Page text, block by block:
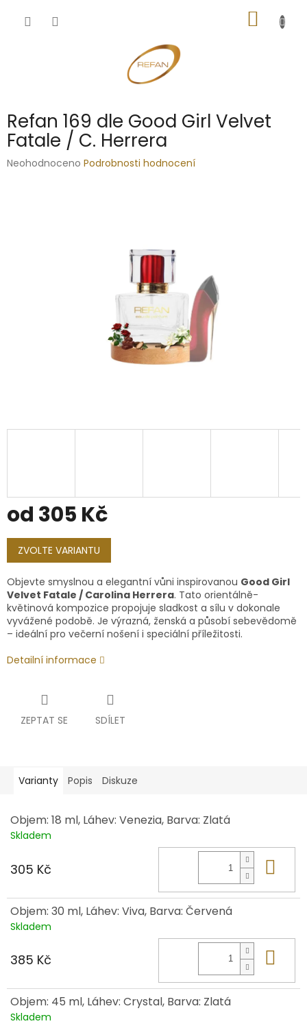
KOŠÍK
Refan 169 dle Good Girl Velvet
Fatale / C. Herrera
Průměrné
Neohodnoceno Podrobnosti hodnocení
od 305 Kč
Měrná
cena:
ZVOLTE VARIANTU
Objevte smyslnou a elegantní vůni inspirovanou Good Girl
Velvet Fatale / Carolina Herrera. Tato orientálně-
květinová kompozice propojuje sladkost a sílu v dokonale
vyvážené podobě. Je výrazná, ženská a působí sebevědomě
– ideální pro večerní nošení i speciální příležitosti.
Detailní informace
ZEPTAT SE SDÍLET
Varianty Popis Diskuze
Objem: 18 ml, Láhev: Venezia, Barva: Zlatá
Skladem
305 Kč
Objem: 30 ml, Láhev: Viva, Barva: Červená
Skladem
385 Kč
Objem: 45 ml, Láhev: Crystal, Barva: Zlatá
Skladem